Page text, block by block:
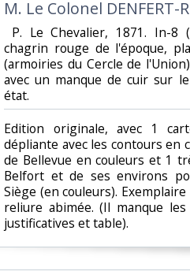
M. Le Colonel DENFERT-
P. Le Chevalier, 1871. In-8
chagrin rouge de l'époque,
(armoiries du Cercle de
avec un manque de cuir sur
état.‎
‎Edition originale, avec 1
dépliante avec les contours en
de Bellevue en couleurs et 1
Belfort et de ses environs
Siège (en couleurs).
reliure abimée. (Il manque
justificatives et table).‎